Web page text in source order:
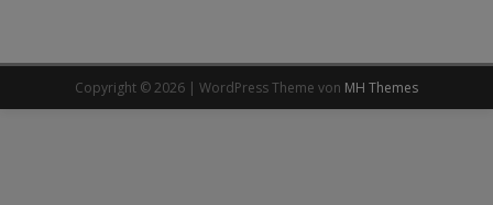
Copyright © 2026 | WordPress Theme von MH Themes